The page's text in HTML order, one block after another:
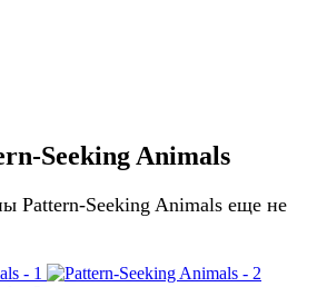
Seeking Animals
Pattern-Seeking Animals еще не